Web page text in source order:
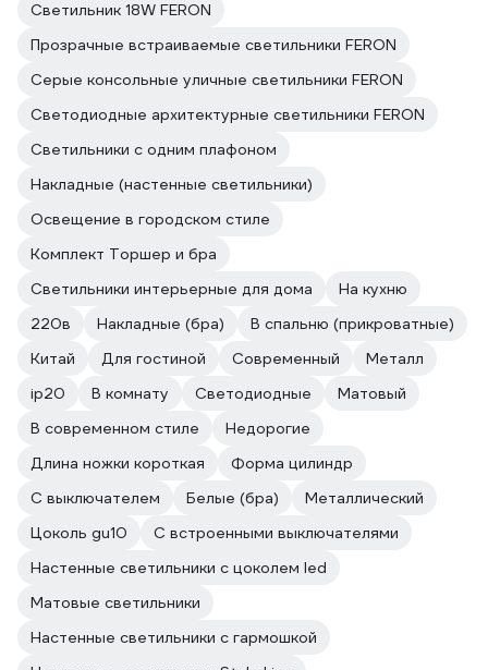
Светильник 18W FERON
Прозрачные встраиваемые светильники FERON
Серые консольные уличные светильники FERON
Светодиодные архитектурные светильники FERON
Светильники с одним плафоном
Накладные (настенные светильники)
Освещение в городском стиле
Комплект Торшер и бра
Светильники интерьерные для дома
На кухню
220в
Накладные (бра)
В спальню (прикроватные)
Китай
Для гостиной Современный
Металл
ip20
В комнату Светодиодные
Матовый
В современном стиле
Недорогие
Длина ножки короткая
Форма цилиндр
С выключателем
Белые (бра)
Металлический
Цоколь gu10
С встроенными выключателями
Настенные светильники с цоколем led
Матовые светильники
Настенные светильники с гармошкой